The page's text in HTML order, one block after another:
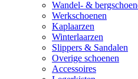
Wandel- &
Werkschoenen
Kaplaarzen
Winterlaarzen
Slippers & Sandalen
Overige schoenen
Accessoires